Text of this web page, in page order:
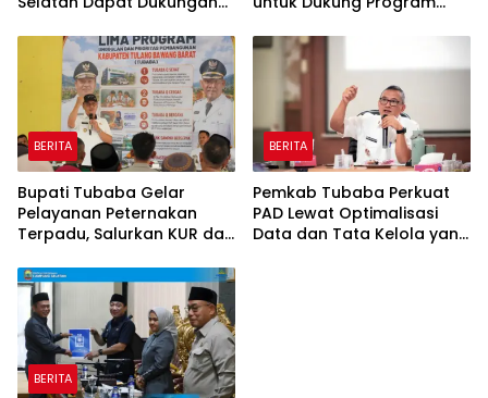
Influencer
BERITA
Bupati Tubaba Gelar
Pelayanan Peternakan
Terpadu, Salurkan KUR dan
Ketenagakerjaan
BERITA
Pemkab Tubaba Perkuat
PAD Lewat Optimalisasi
Data dan Tata Kelola yang
BERITA